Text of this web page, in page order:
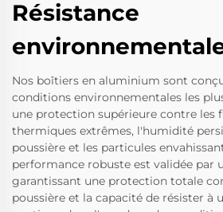
Résistance
Nos boîtiers en aluminium sont
conditions environnementales les
une protection supérieure contre les
thermiques extrêmes, l'humidité
poussière et les particules
performance robuste est validée par
garantissant une protection totale
poussière et la capacité de résister à